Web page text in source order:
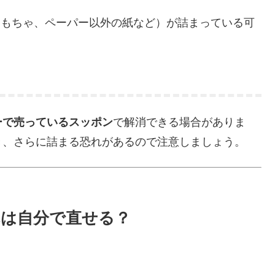
ちゃ、ペーパー以外の紙など）が詰まっている可
売っているスッポンで解消できる場合がありま
さらに詰まる恐れがあるので注意しましょう。
自分で直せる？